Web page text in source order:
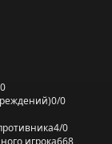
0/0
4/0
игрока668